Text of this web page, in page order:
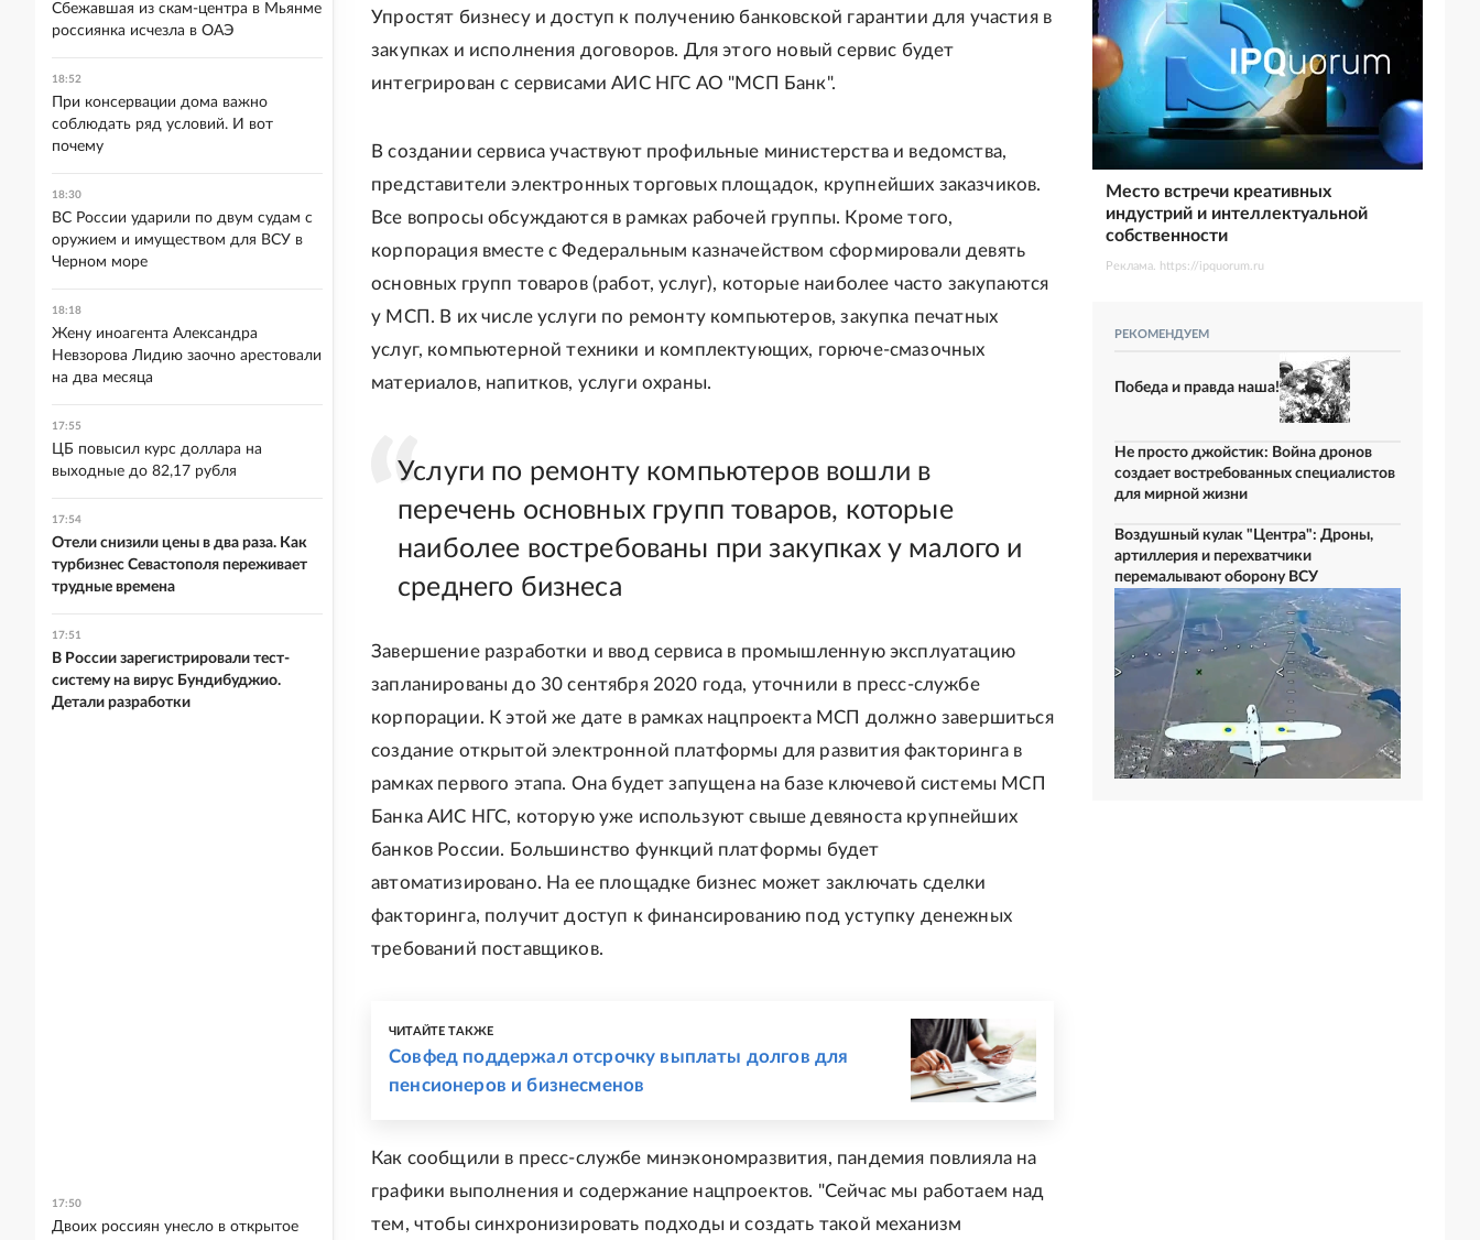
Упростят бизнесу и доступ к получению банковской гарантии для участия в
закупках и исполнения договоров. Для этого новый сервис будет
интегрирован с сервисами АИС НГС АО "МСП Банк".
В создании сервиса участвуют профильные министерства и ведомства,
представители электронных торговых площадок, крупнейших заказчиков.
Все вопросы обсуждаются в рамках рабочей группы. Кроме того,
корпорация вместе с Федеральным казначейством сформировали девять
основных групп товаров (работ, услуг), которые наиболее часто закупаются
у МСП. В их числе услуги по ремонту компьютеров, закупка печатных
услуг, компьютерной техники и комплектующих, горюче-смазочных
материалов, напитков, услуги охраны.
Услуги по ремонту компьютеров вошли в
перечень основных групп товаров, которые
наиболее востребованы при закупках у малого и
среднего бизнеса
Завершение разработки и ввод сервиса в промышленную эксплуатацию
запланированы до 30 сентября 2020 года, уточнили в пресс-службе
корпорации. К этой же дате в рамках нацпроекта МСП должно завершиться
создание открытой электронной платформы для развития факторинга в
рамках первого этапа. Она будет запущена на базе ключевой системы МСП
Банка АИС НГС, которую уже используют свыше девяноста крупнейших
банков России. Большинство функций платформы будет
автоматизировано. На ее площадке бизнес может заключать сделки
факторинга, получит доступ к финансированию под уступку денежных
требований поставщиков.
ЧИТАЙТЕ ТАКЖЕ
Совфед поддержал отсрочку выплаты долгов для
пенсионеров и бизнесменов
Как сообщили в пресс-службе минэкономразвития, пандемия повлияла на
графики выполнения и содержание нацпроектов. "Сейчас мы работаем над
тем, чтобы синхронизировать подходы и создать такой механизм
Место встречи креативных
индустрий и интеллектуальной
собственности
Реклама. https://ipquorum.ru
РЕКОМЕНДУЕМ
Победа и правда наша!
Не просто джойстик: Война дронов
создает востребованных специалистов
для мирной жизни
Воздушный кулак "Центра": Дроны,
артиллерия и перехватчики
перемалывают оборону ВСУ
Сбежавшая из скам-центра в Мьянме
россиянка исчезла в ОАЭ
18:52
При консервации дома важно
соблюдать ряд условий. И вот
почему
18:30
ВС России ударили по двум судам с
оружием и имуществом для ВСУ в
Черном море
18:18
Жену иноагента Александра
Невзорова Лидию заочно арестовали
на два месяца
17:55
ЦБ повысил курс доллара на
выходные до 82,17 рубля
17:54
Отели снизили цены в два раза. Как
турбизнес Севастополя переживает
трудные времена
17:51
В России зарегистрировали тест-
систему на вирус Бундибуджио.
Детали разработки
17:50
Двоих россиян унесло в открытое